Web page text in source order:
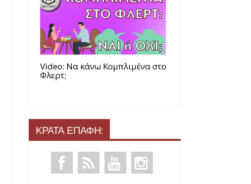
Video: Να κάνω Κομπλιμένα στο
Φλερτ;
ΚΡΑΤΑ ΕΠΑΦΗ: